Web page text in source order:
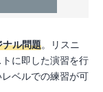
ナル問題。リスニ
に即した演習を行
ベルでの練習が可